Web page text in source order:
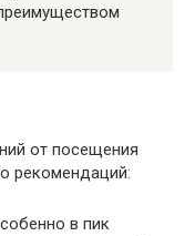
от посещения
рекомендаций:
в пик